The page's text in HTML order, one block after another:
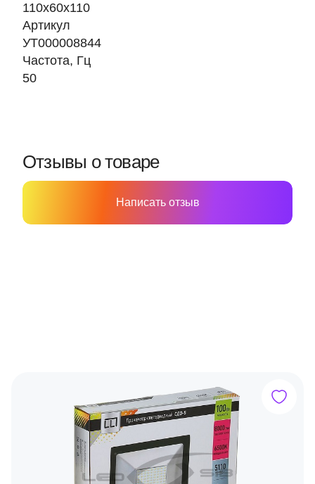
110х60х110
Артикул
УТ000008844
Частота, Гц
50
Отзывы о товаре
Написать отзыв